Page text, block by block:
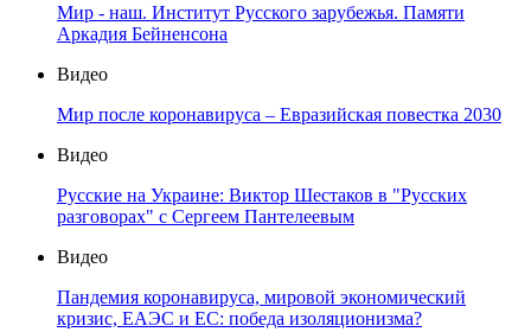
Мир - наш. Институт Русского зарубежья. Памяти
Аркадия Бейненсона
Видео
Мир после коронавируса – Евразийская повестка 2030
Видео
Русские на Украине: Виктор Шестаков в "Русских
разговорах" с Сергеем Пантелеевым
Видео
Пандемия коронавируса, мировой экономический
кризис, ЕАЭС и ЕС: победа изоляционизма?